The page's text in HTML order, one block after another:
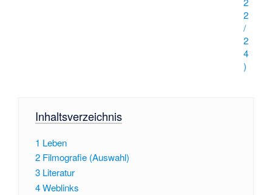
2
/
2
4
)
Inhaltsverzeichnis
1 Leben
2 Filmografie (Auswahl)
3 Literatur
4Weblinks